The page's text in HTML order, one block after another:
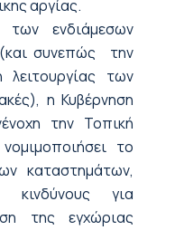
αργίας.
ενδιάμεσων
συνεπώς την
των
η Κυβέρνηση
την Τοπική
το
καταστημάτων,
κινδύνους για
της εγχώριας